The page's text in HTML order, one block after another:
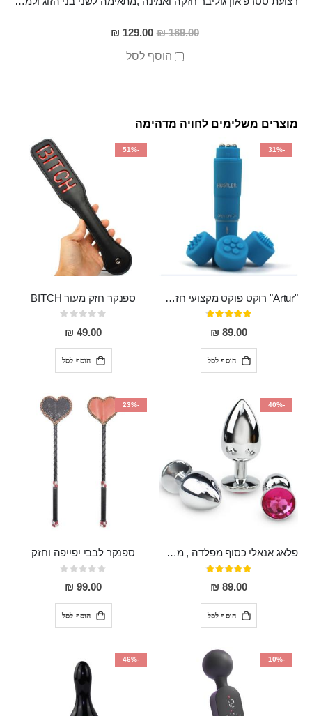
189.00 ₪
מחיר
מבצע
129.00 ₪
הוסף לסל
מוצרים משלימים לחויה מדהימה
-31%
"Artur" רוקט פוקט מקצועי חזק במיוחד
דירוג:
95%
89.00 ₪
הוסף לסל
-51%
ספנקר חזק מעור BITCH
Rating:
0%
49.00 ₪
הוסף לסל
-40%
פלאג אנאלי כסוף מפלדה , מתאים ללבישה מתחת לבגדים, בגודל 7.3 על 2.8 ס"מ
דירוג:
97%
89.00 ₪
הוסף לסל
-23%
ספנקר לבבי יפייפה וחזק
Rating:
0%
99.00 ₪
הוסף לסל
-10%
-46%